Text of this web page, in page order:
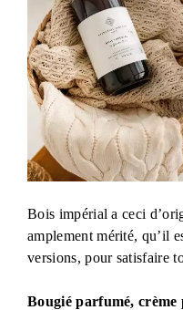
Bois impérial a ceci
amplement mérité, qu’il
versions, pour satisfaire
Bougié parfumé, crème